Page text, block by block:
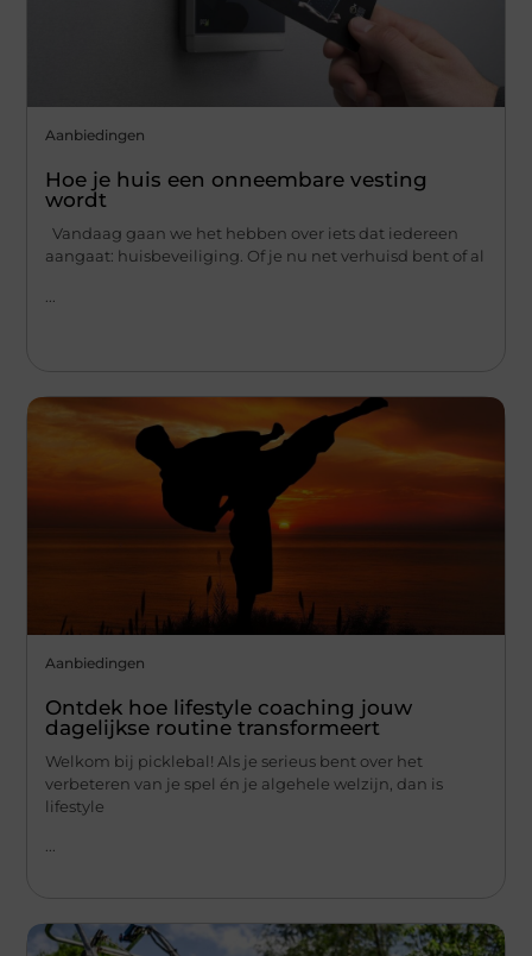
Aanbiedingen
Hoe je huis een onneembare vesting
wordt
Vandaag gaan we het hebben over iets dat iedereen
aangaat: huisbeveiliging. Of je nu net verhuisd bent of al
Aanbiedingen
Ontdek hoe lifestyle coaching jouw
dagelijkse routine transformeert
Welkom bij picklebal! Als je serieus bent over het
verbeteren van je spel én je algehele welzijn, dan is
lifestyle